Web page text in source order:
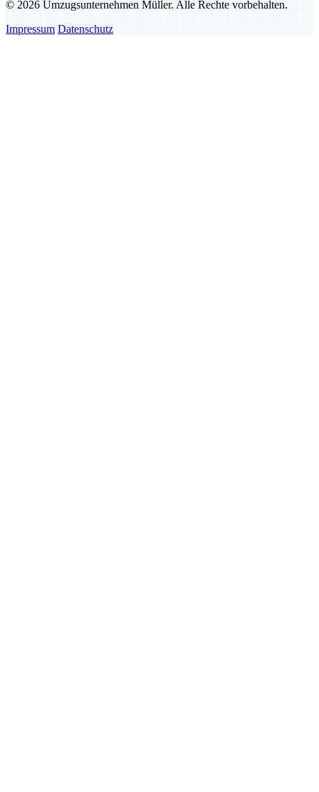
© 2026 Umzugsunternehmen Müller. Alle Rechte vorbehalten.
Impressum Datenschutz